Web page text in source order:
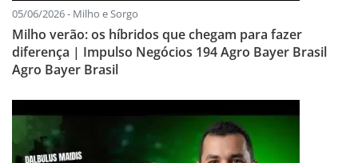
05/06/2026 - Milho e Sorgo
Milho verão: os híbridos que chegam para fazer
diferença | Impulso Negócios 194 Agro Bayer Brasil
Agro Bayer Brasil